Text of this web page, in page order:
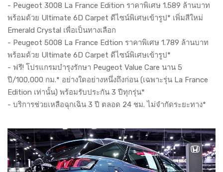
- Peugeot 3008 La France Edition ราคาพิเศษ 1.589 ล้านบาท
พร้อมด้วย Ultimate 6D Carpet ดีไซน์พิเศษเข้ารูป* เพิ่มสีใหม่
Emerald Crystal เพื่อเป็นทางเลือก
- Peugeot 5008 La France Edtion ราคาพิเศษ 1.789 ล้านบาท
พร้อมด้วย Ultimate 6D Carpet ดีไซน์พิเศษเข้ารูป*
- ฟรี! โปรแกรมบำรุงรักษา Peugeot Value Care นาน 5
ปี/100,000 กม.* อย่างใดอย่างหนึ่งถึงก่อน (เฉพาะรุ่น La France
Edition เท่านั้น) พร้อมรับประกัน 3 ปีทุกรุ่น*
- บริการช่วยเหลือฉุกเฉิน 3 ปี ตลอด 24 ชม. ไม่จำกัดระยะทาง*